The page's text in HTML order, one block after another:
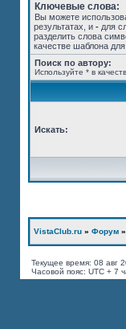
Ключевые слова:
Вы можете
результатах, и - для
разделить слова
качестве шаблона
Поиск по автору:
Используйте * в
Искать:
VistaClub.ru » Форум »
Текущее время: 08 авг
Часовой пояс: UTC + 7